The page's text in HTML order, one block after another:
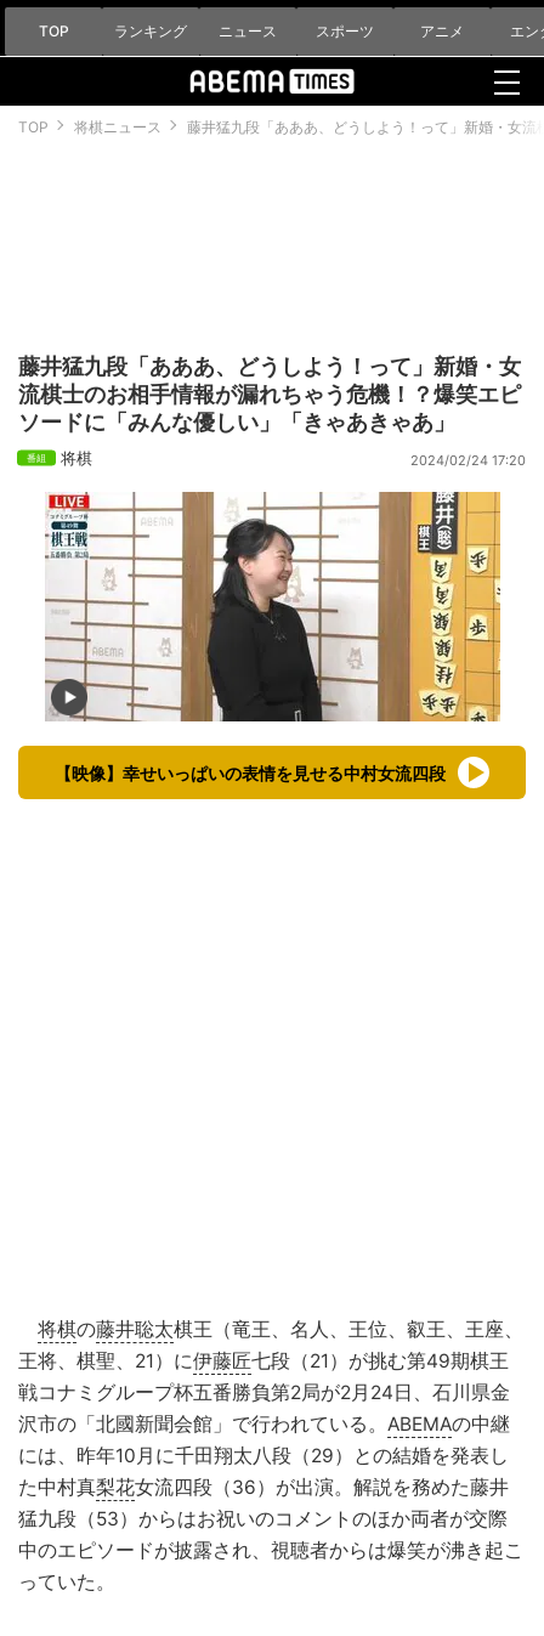
TOP ランキング ニュース スポーツ アニメ エン
TOP 将棋ニュース 藤井猛九段「あああ、どうしよう！って」新婚・女
藤井猛九段「あああ、どうしよう！って」新婚・女
流棋士のお相手情報が漏れちゃう危機！？爆笑エピ
ソードに「みんな優しい」「きゃあきゃあ」
将棋 2024/02/24 17:20
【映像】幸せいっぱいの表情を見せる中村女流四段
将棋の藤井聡太棋王（竜王、名人、王位、叡王、王座、
王将、棋聖、21）に伊藤匠七段（21）が挑む第49期棋王
戦コナミグループ杯五番勝負第2局が2月24日、石川県金
沢市の「北國新聞会館」で行われている。 ABEMAの中継
には、昨年10月に千田翔太八段（29）との結婚を発表し
た中村真梨花女流四段（36）が出演。解説を務めた藤井
猛九段（53）からはお祝いのコメントのほか両者が交際
中のエピソードが披露され、視聴者からは爆笑が沸き起こ
っていた。